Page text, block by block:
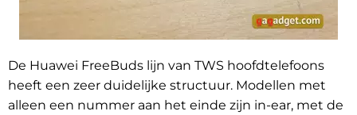
De Huawei FreeBuds lijn van TWS hoofdtelefoons
heeft een zeer duidelijke structuur. Modellen met
alleen een nummer aan het einde zijn in-ear, met de